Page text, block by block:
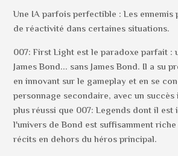
Une IA parfois perfectible : Les ennemis
de réactivité dans certaines situations.
007: First Light est le paradoxe parfait :
James Bond... sans James Bond. Il a su
en innovant sur le gameplay et en se
personnage secondaire, avec un succès
plus réussi que 007: Legends dont il est
l'univers de Bond est suffisamment
récits en dehors du héros principal.